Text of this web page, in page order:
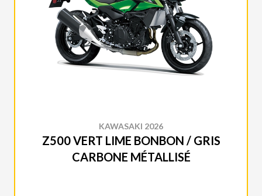
KAWASAKI 2026
Z500 VERT LIME BONBON / GRIS
CARBONE MÉTALLISÉ